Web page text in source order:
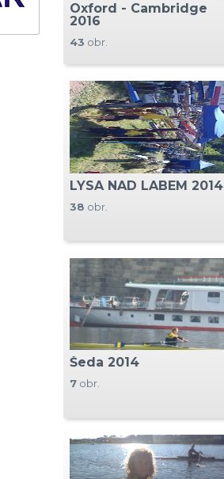
Oxford - Cambridge
2016
43 obr.
LYSA NAD LABEM 2014
38 obr.
Šeda 2014
7 obr.